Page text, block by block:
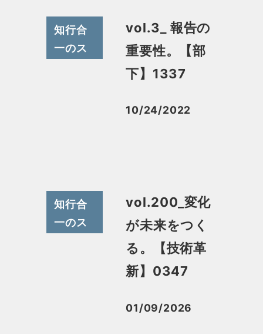
知行合
一のス
vol.3_ 報告の
重要性。【部
下】1337
投稿日
10/24/2022
知行合
一のス
vol.200_変化
が未来をつく
る。【技術革
新】0347
投稿日
01/09/2026